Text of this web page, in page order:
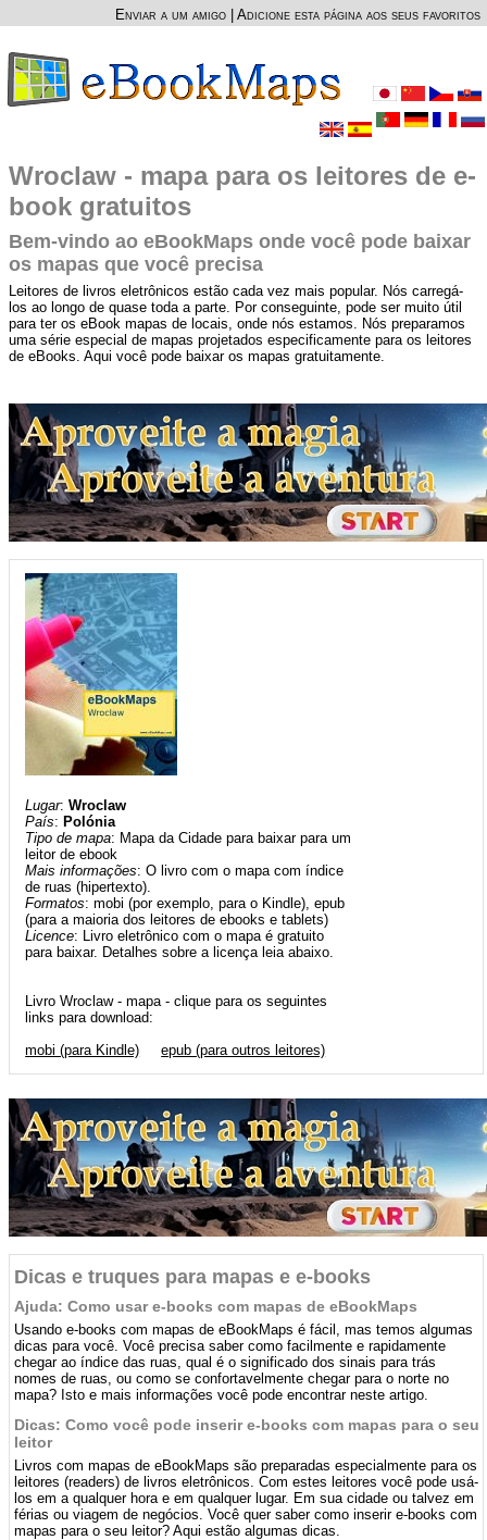
Enviar a um amigo Adicione esta página aos seus favoritos
Wroclaw - mapa para os leitores de e-
book gratuitos
Bem-vindo ao eBookMaps onde você pode baixar
os mapas que você precisa
Leitores de livros eletrônicos estão cada vez mais popular. Nós carregá-
los ao longo de quase toda a parte. Por conseguinte, pode ser muito útil
para ter os eBook mapas de locais, onde nós estamos. Nós preparamos
uma série especial de mapas projetados especificamente para os leitores
de eBooks. Aqui você pode baixar os mapas gratuitamente.
Lugar:Wroclaw
País: Polónia
Tipo de mapa: Mapa da Cidade para baixar para um
leitor de ebook
Mais informações: O livro com o mapa com índice
de ruas (hipertexto).
Formatos: mobi (por exemplo, para o Kindle), epub
(para a maioria dos leitores de ebooks e tablets)
Licence: Livro eletrônico com o mapa é gratuito
para baixar. Detalhes sobre a licença leia abaixo.
Livro Wroclaw - mapa - clique para os seguintes
links para download:
mobi (para Kindle)
epub (para outros leitores)
Dicas e truques para mapas e e-books
Ajuda: Como usar e-books com mapas de eBookMaps
Usando e-books com mapas de eBookMaps é fácil, mas temos algumas
dicas para você. Você precisa saber como facilmente e rapidamente
chegar ao índice das ruas, qual é o significado dos sinais para trás
nomes de ruas, ou como se confortavelmente chegar para o norte no
mapa? Isto e mais informações você pode encontrar neste artigo.
Dicas: Como você pode inserir e-books com mapas para o seu
leitor
Livros com mapas de eBookMaps são preparadas especialmente para os
leitores (readers) de livros eletrônicos. Com estes leitores você pode usá-
los em a qualquer hora e em qualquer lugar. Em sua cidade ou talvez em
férias ou viagem de negócios. Você quer saber como inserir e-books com
mapas para o seu leitor? Aqui estão algumas dicas.